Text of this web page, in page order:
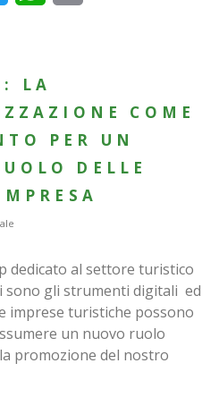
LA
COME
PER UN
DELLE
dedicato al settore turistico
sono gli strumenti digitali ed
imprese turistiche possono
un nuovo ruolo
promozione del nostro